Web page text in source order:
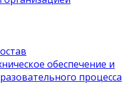
обеспечение и
процесса